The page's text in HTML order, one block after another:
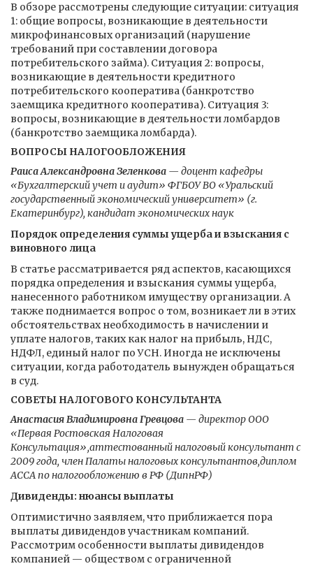
В обзоре рассмотрены следующие ситуации: ситуация
1: общие вопросы, возникающие в деятельности
микрофинансовых организаций (нарушение
требований при составлении договора
потребительского займа). Ситуация 2: вопросы,
возникающие в деятельности кредитного
потребительского кооператива (банкротство
заемщика кредитного кооператива). Ситуация 3:
вопросы, возникающие в деятельности ломбардов
(банкротство заемщика ломбарда).
ВОПРОСЫ НАЛОГООБЛОЖЕНИЯ
Раиса Александровна Зеленкова — доцент кафедры
«Бухгалтерский учет и аудит» ФГБОУ ВО «Уральский
государственный экономический университет» (г.
Екатеринбург), кандидат экономических наук
Порядок определения суммы ущерба и взыскания с
виновного лица
В статье рассматривается ряд аспектов, касающихся
порядка определения и взыскания суммы ущерба,
нанесенного работником имуществу организации. А
также поднимается вопрос о том, возникает ли в этих
обстоятельствах необходимость в начислении и
уплате налогов, таких как налог на прибыль, НДС,
НДФЛ, единый налог по УСН. Иногда не исключены
ситуации, когда работодатель вынужден обращаться
в суд.
СОВЕТЫ НАЛОГОВОГО КОНСУЛЬТАНТА
Анастасия Владимировна Гревцова — директор ООО
«Первая Ростовская Налоговая
Консультация»,аттестованный налоговый консультант с
2009 года, член Палаты налоговых консультантов,диплом
АССА по налогообложению в РФ (ДипнРФ)
Дивиденды: нюансы выплаты
Оптимистично заявляем, что приближается пора
выплаты дивидендов участникам компаний.
Рассмотрим особенности выплаты дивидендов
компанией — обществом с ограниченной